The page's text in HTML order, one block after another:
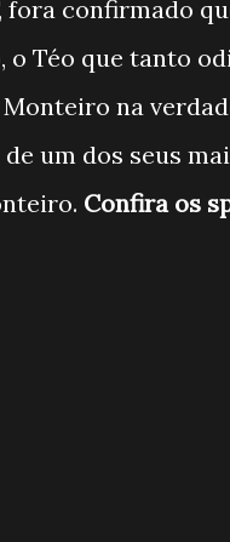
fora confirmado
o Téo que tanto
na
um dos seus
Confira os